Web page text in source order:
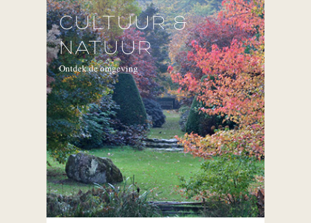
CULTUUR &
NATUUR
Ontdek de omgeving